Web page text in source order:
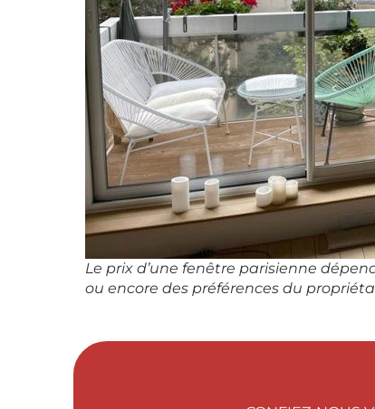
Le prix d’une fenêtre parisienne
ou encore des préférences du